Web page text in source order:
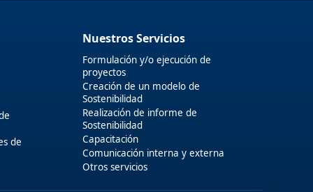
de
Nuestros Servicios
Formulación y/o ejecución de
proyectos
Creación de un modelo de
Sostenibilidad
Realización de informe de
Sostenibilidad
Capacitación
Comunicación interna y externa
Otros servicios